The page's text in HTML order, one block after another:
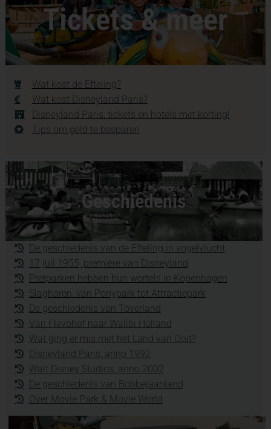
Tickets & meer
Wat kost de Efteling?
Wat kost Disneyland Paris?
Disneyland Paris: tickets en hotels met korting!
Tips om geld te besparen
Geschiedenis
De geschiedenis van de Efteling in vogelvlucht
17 juli 1955, première van Disneyland
Pretparken hebben hun wortels in Kopenhagen
Slagharen: van Ponypark tot Attractiepark
De geschiedenis van Toverland
Van Flevohof naar Walibi Holland
Wat ging er mis met het Land van Ooit?
Disneyland Paris, anno 1992
Walt Disney Studios, anno 2002
De geschiedenis van Bobbejaanland
Over Movie Park & Movie World